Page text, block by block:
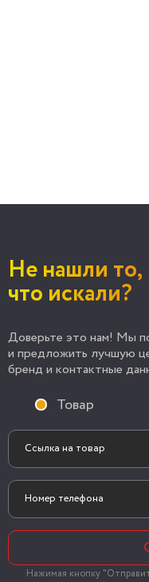
Не нашли то,
что искали?
Доверьте это нам! Мы
и предложить лучшую
бренд и контактные
Товар
Нажимая кнопку